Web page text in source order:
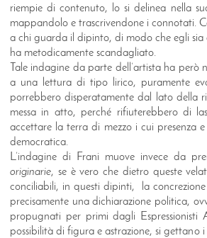
riempie di contenuto, lo si delinea nella
mappandolo e trascrivendone i connotati.
a chi guarda il dipinto, di modo che egli sia
ha metodicamente scandagliato.
Tale indagine da parte dell’artista ha
a una lettura di tipo lirico, puramente
porrebbero disperatamente dal lato della
messa in atto, perché rifiuterebbero di
accettare la terra di mezzo i cui presenza
democratica.
L’indagine di Frani muove invece da
originarie, se è vero che dietro queste
conciliabili, in questi dipinti, la
precisamente una dichiarazione politica,
propugnati per primi dagli
possibilità di figura e astrazione, si gettano